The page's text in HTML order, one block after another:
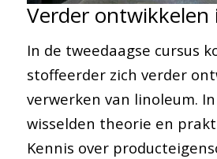
Verder ontwikkelen
In de tweedaagse cursus
stoffeerder zich verder
verwerken van linoleum.
wisselden theorie en
Kennis over